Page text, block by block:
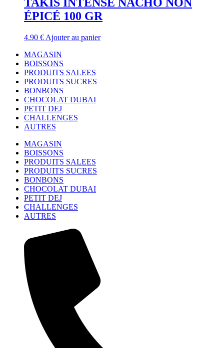
ÉPICÉ 100 GR
4.90 € Ajouter au panier
MAGASIN
BOISSONS
PRODUITS SALEES
PRODUITS SUCRES
BONBONS
CHOCOLAT DUBAI
PETIT DEJ
CHALLENGES
AUTRES
MAGASIN
BOISSONS
PRODUITS SALEES
PRODUITS SUCRES
BONBONS
CHOCOLAT DUBAI
PETIT DEJ
CHALLENGES
AUTRES